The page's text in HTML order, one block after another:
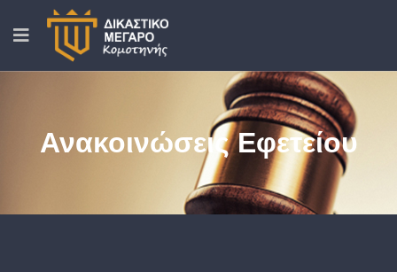
Ανακοινώσεις Εφετείου